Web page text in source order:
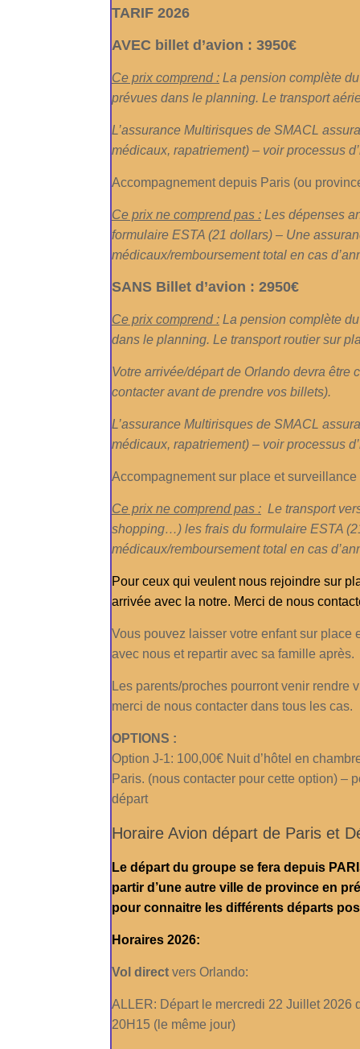
TARIF 2026
AVEC billet d’avion : 3950€
Ce prix comprend : La pension complète
prévues dans le planning. Le transport
L’assurance Multirisques de SMACL
médicaux, rapatriement) – voir processus
Accompagnement depuis Paris (ou
Ce prix ne comprend pas : Les dépenses
formulaire ESTA (21 dollars) – Une
médicaux/remboursement total en cas
SANS Billet d’avion : 2950€
Ce prix comprend : La pension complète
dans le planning. Le transport routier sur
Votre arrivée/départ de Orlando devra être
contacter avant de prendre vos billets).
L’assurance Multirisques de SMACL
médicaux, rapatriement) – voir processus
Accompagnement sur place et surveillance
Ce prix ne comprend pas : Le transport
shopping…) les frais du formulaire ESTA
médicaux/remboursement total en cas
Pour ceux qui veulent nous rejoindre sur
arrivée avec la notre. Merci de nous
Vous pouvez laisser votre enfant sur place
avec nous et repartir avec sa famille après.
Les parents/proches pourront venir rendre
merci de nous contacter dans tous les cas.
OPTIONS :
Option J-1: 100,00€ Nuit d’hôtel en
Paris. (nous contacter pour cette option) –
départ
Horaire Avion départ de Paris et
Le départ du groupe se fera depuis
partir d’une autre ville de province en
pour connaitre les différents départs
Horaires 2026:
Vol direct vers Orlando:
ALLER: Départ le mercredi 22 Juillet 2026
20H15 (le même jour)